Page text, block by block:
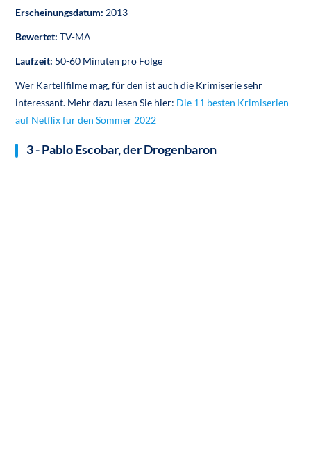
Erscheinungsdatum: 2013
Bewertet:TV-MA
Laufzeit: 50-60 Minuten pro Folge
Wer Kartellfilme mag, für den ist auch die Krimiserie sehr
interessant. Mehr dazu lesen Sie hier: Die 11 besten Krimiserien
auf Netflix für den Sommer 2022
3 - Pablo Escobar, der Drogenbaron